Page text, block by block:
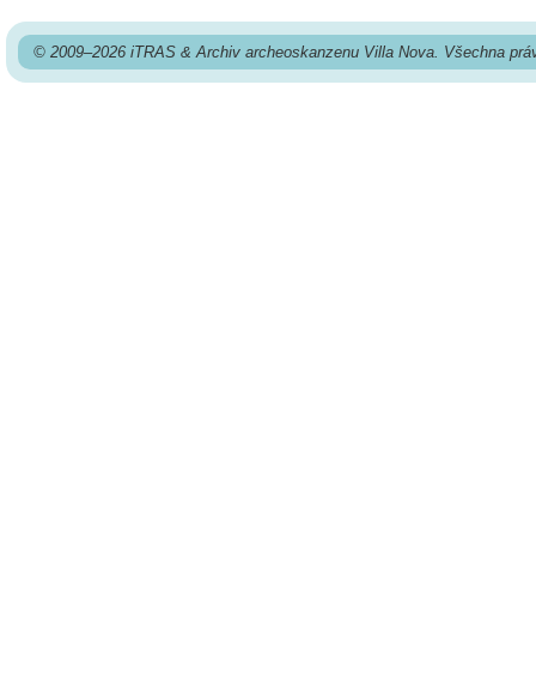
© 2009–2026 iTRAS & Archiv archeoskanzenu Villa Nova. Všechna